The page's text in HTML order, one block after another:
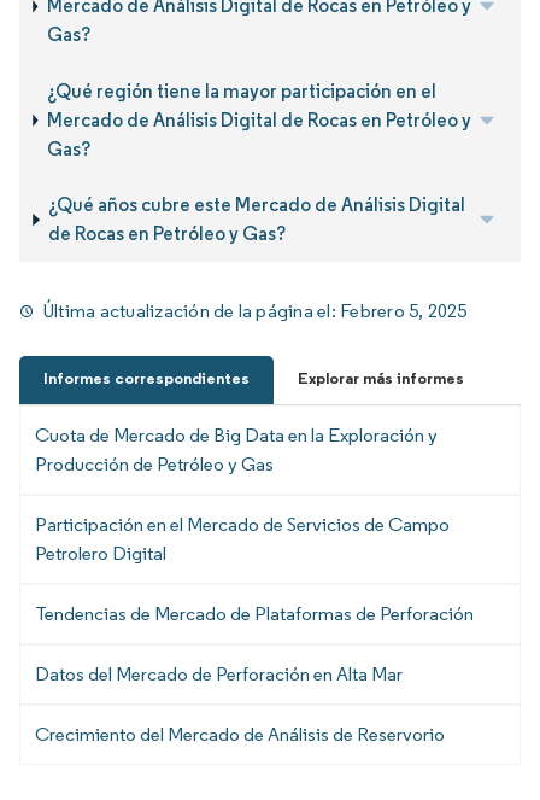
Mercado de Análisis Digital de Rocas en Petróleo y
Gas?
¿Qué región tiene la mayor participación en el
Mercado de Análisis Digital de Rocas en Petróleo y
Gas?
¿Qué años cubre este Mercado de Análisis Digital
de Rocas en Petróleo y Gas?
Última actualización de la página el: Febrero 5, 2025
Informes correspondientes Explorar más informes
Cuota de Mercado de Big Data en la Exploración y
Producción de Petróleo y Gas
Participación en el Mercado de Servicios de Campo
Petrolero Digital
Tendencias de Mercado de Plataformas de Perforación
Datos del Mercado de Perforación en Alta Mar
Crecimiento del Mercado de Análisis de Reservorio